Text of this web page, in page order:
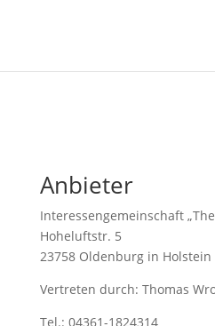
Anbieter
Interessengemeinschaft
Hoheluftstr. 5
23758 Oldenburg in Holstein
Vertreten durch: Thomas
Tel.: 04361-1824314